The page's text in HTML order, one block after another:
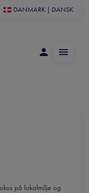
DANMARK DANSK
på lokalmiljø og